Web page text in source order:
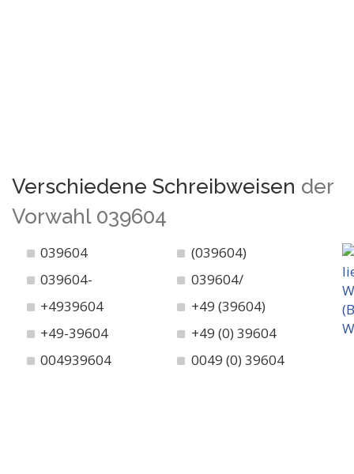
Verschiedene Schreibweisen der
Vorwahl 039604
039604
(039604)
039604-
039604/
+4939604
+49 (39604)
+49-39604
+49 (0) 39604
004939604
0049 (0) 39604